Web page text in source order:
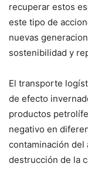
recuperar estos
este tipo de
nuevas
sostenibilidad y
El transporte
de efecto
productos
negativo en
contaminación del
destrucción de la